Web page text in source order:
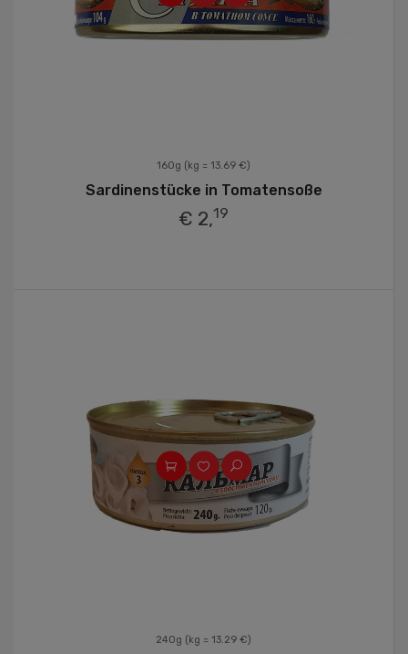
160g (kg = 13.69 €)
Sardinenstücke in Tomatensoße
€ 2,19
240g (kg = 13.29 €)